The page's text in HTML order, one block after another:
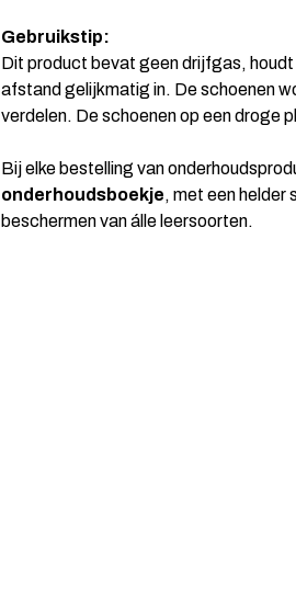
Gebruikstip:
Dit product bevat geen drijfgas,
afstand gelijkmatig in. De schoenen
verdelen. De schoenen op een droge
Bij elke bestelling van
onderhoudsboekje, met een helder
beschermen van álle leersoorten.